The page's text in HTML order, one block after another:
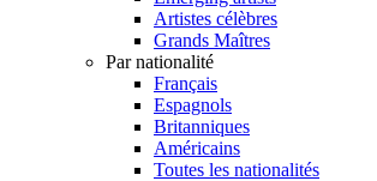
Artistes célèbres
Grands Maîtres
Par nationalité
Français
Espagnols
Britanniques
Américains
Toutes les nationalités